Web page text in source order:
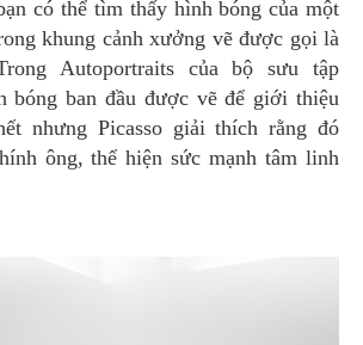
có thể tìm thấy hình bóng của một
khung cảnh xưởng vẽ được gọi là
Autoportraits của bộ sưu tập
bóng ban đầu được vẽ để giới thiệu
nhưng Picasso giải thích rằng đó
ông, thể hiện sức mạnh tâm linh